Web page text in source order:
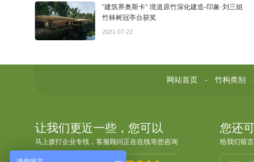
“建筑界奥斯卡” 境道原竹深化建造-印象·刘三姐
竹林树冠亭台获奖
2021-07-22
网站首页 竹构类别
让我们更近一些，您可以
马上拨打企业专线，客服顾问正在在线等您咨询
您还
给我们留